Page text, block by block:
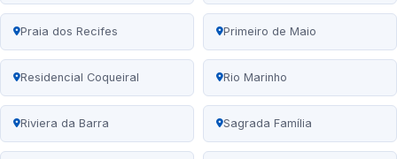
Praia dos Recifes Primeiro de Maio
Residencial Coqueiral Rio Marinho
Riviera da Barra Sagrada Família